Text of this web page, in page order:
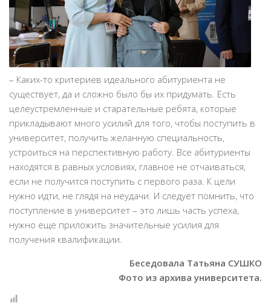
– Каких-то критериев идеального абитуриента не
существует, да и сложно было бы их придумать. Есть
целеустремленные и старательные ребята, которые
прикладывают много усилий для того, чтобы поступить в
университет, получить желанную специальность,
устроиться на перспективную работу. Все абитуриенты
находятся в равных условиях, главное не отчаиваться,
если не получится поступить с первого раза. К цели
нужно идти, не глядя на неудачи. И следует помнить, что
поступление в университет – это лишь часть успеха,
нужно еще приложить значительные усилия для
получения квалификации.
Беседовала Татьяна СУШКО
Фото из архива университета.